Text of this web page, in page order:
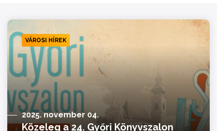
VÁROSI HÍREK
2025. november 04.
Közeleg a 24. Győri Könyvszalon